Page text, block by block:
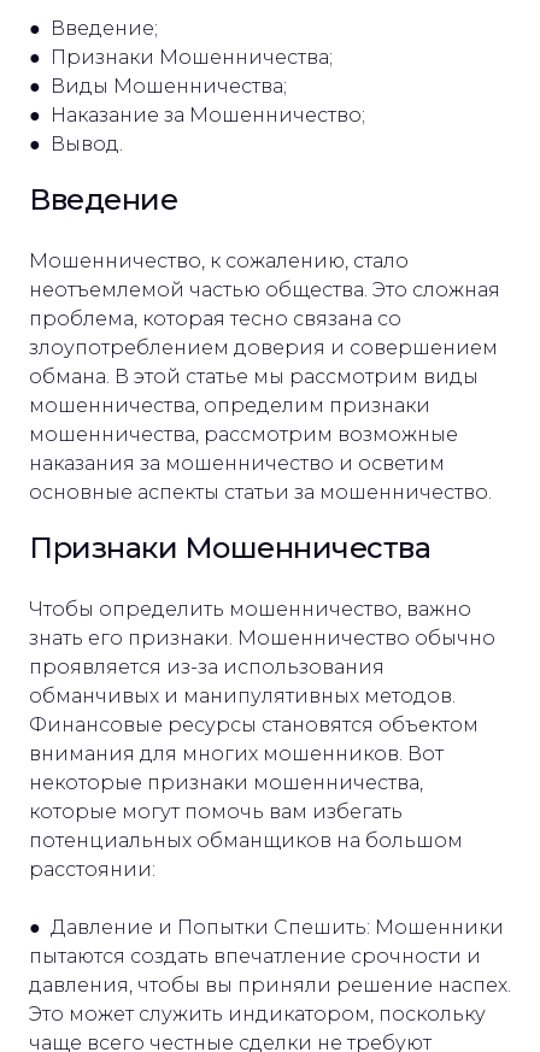
● Введение;
● Признаки Мошенничества;
● Виды Мошенничества;
● Наказание за Мошенничество;
● Вывод.
Введение
Мошенничество, к сожалению, стало
неотъемлемой частью общества. Это сложная
проблема, которая тесно связана со
злоупотреблением доверия и совершением
обмана. В этой статье мы рассмотрим виды
мошенничества, определим признаки
мошенничества, рассмотрим возможные
наказания за мошенничество и осветим
основные аспекты статьи за мошенничество.
Признаки Мошенничества
Чтобы определить мошенничество, важно
знать его признаки. Мошенничество обычно
проявляется из-за использования
обманчивых и манипулятивных методов.
Финансовые ресурсы становятся объектом
внимания для многих мошенников. Вот
некоторые признаки мошенничества,
которые могут помочь вам избегать
потенциальных обманщиков на большом
расстоянии:
● Давление и Попытки Спешить: Мошенники
пытаются создать впечатление срочности и
давления, чтобы вы приняли решение наспех.
Это может служить индикатором, поскольку
чаще всего честные сделки не требуют